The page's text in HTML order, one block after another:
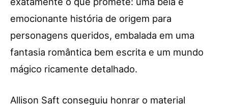
emocionante história de origem para
personagens queridos, embalada em uma
fantasia romântica bem escrita e um mundo
mágico ricamente detalhado.
Allison Saft conseguiu honrar o material